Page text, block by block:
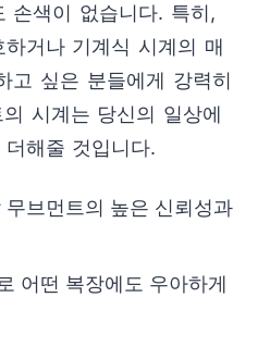
손색이 없습니다. 특히,
거나 기계식 시계의 매
고 싶은 분들에게 강력히
시계는 당신의 일상에
해줄 것입니다.
무브먼트의 높은 신뢰성과
어떤 복장에도 우아하게